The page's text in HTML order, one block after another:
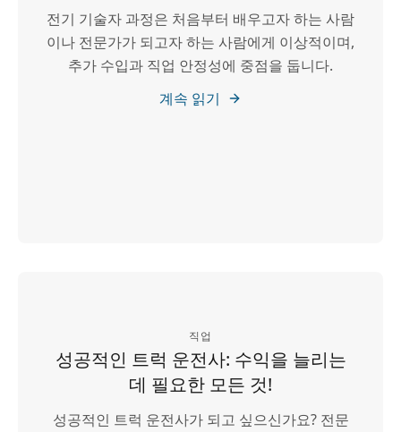
전기 기술자 과정은 처음부터 배우고자 하는 사람
이나 전문가가 되고자 하는 사람에게 이상적이며,
추가 수입과 직업 안정성에 중점을 둡니다.
계속 읽기
직업
성공적인 트럭 운전사: 수익을 늘리는
데 필요한 모든 것!
성공적인 트럭 운전사가 되고 싶으신가요? 전문